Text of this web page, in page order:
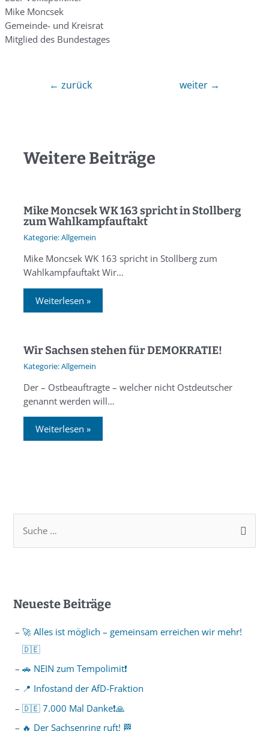
Mike Moncsek
Gemeinde- und Kreisrat
Mitglied des Bundestages
← zurück weiter →
Weitere Beiträge
Mike Moncsek WK 163 spricht in Stollberg
zum Wahlkampfauftakt
Allgemein
Mike Moncsek WK 163 spricht in Stollberg zum
Wahlkampfauftakt Wir…
Weiterlesen »
Wir Sachsen stehen für DEMOKRATIE!
Allgemein
Der – Ostbeauftragte – welcher nicht Ostdeutscher
genannt werden will…
Weiterlesen »
Neueste Beiträge
🚀 Alles ist möglich – gemeinsam erreichen wir mehr!
🇩🇪
🚗 NEIN zum Tempolimit❗️
📍 Infostand der AfD-Fraktion
🇩🇪 7.000 Mal Danke❗️🙏
🔥 Der Sachsenring ruft! 🏁